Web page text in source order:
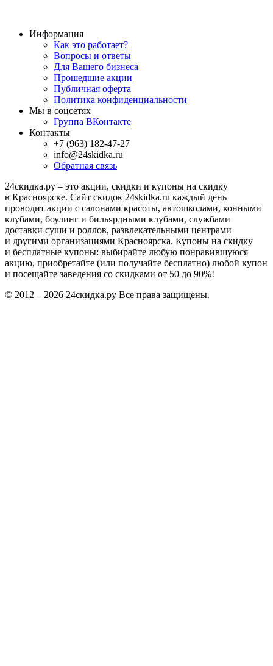
Информация
Как это работает?
Вопросы и ответы
Для Вашего бизнеса
Прошедшие акции
Публичная оферта
Политика конфиденциальности
Мы в соцсетях
Группа ВКонтакте
Контакты
+7 (963) 182-47-27
info@24skidka.ru
Обратная связь
24скидка.ру – это акции, скидки и купоны на скидку
в Красноярске. Сайт скидок 24skidka.ru каждый день
проводит акции с салонами красоты, автошколами, конными
клубами, боулинг и бильярдными клубами, службами
доставки суши и роллов, развлекательными центрами
и другими организациями Красноярска. Купоны на скидку
и бесплатные купоны: выбирайте любую понравившуюся
акцию, приобретайте (или получайте бесплатно) любой купон
и посещайте заведения со скидками от 50 до 90%!
© 2012 – 2026 24скидка.ру Все права защищены.